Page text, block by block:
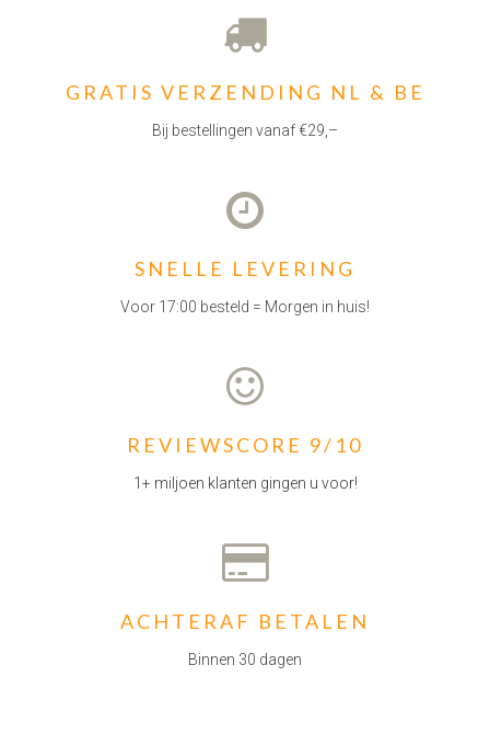
GRATIS VERZENDING NL & BE
Bij bestellingen vanaf €29,–
SNELLE LEVERING
Voor 17:00 besteld = Morgen in huis!
REVIEWSCORE 9/10
1+ miljoen klanten gingen u voor!
ACHTERAF BETALEN
Binnen 30 dagen